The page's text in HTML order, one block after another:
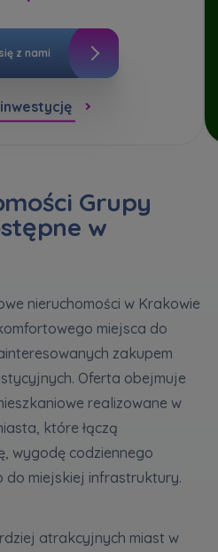
na otrzymywanie informacji
prawo dostępu do
z nami
Grupy
w
nieruchomości w Krakowie
miejsca do
zakupem
Oferta obejmuje
realizowane w
które łączą
wygodę codziennego
miejskiej infrastruktury.
atrakcyjnych miast w
języku ukraińskim (Замовляю
trosce o najwyższą jakość i
prawo dostępu do
lub posiadaniu znacznego
na
... *
послуг товариством гк
з нами